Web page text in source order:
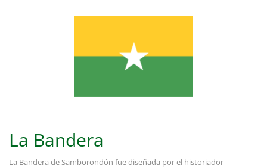
La Bandera
La Bandera de Samborondón fue diseñada por el historiador